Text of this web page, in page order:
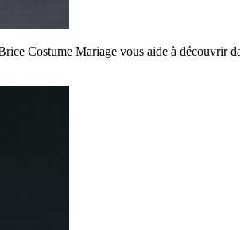
Costume Mariage vous aide à découvrir